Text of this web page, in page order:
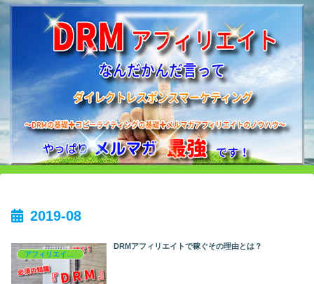
2019-08
アフィリエイトを学ぶ
DRMアフィリエイトで稼ぐその理由とは？